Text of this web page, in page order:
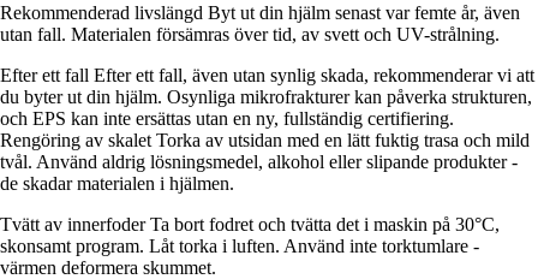
Rekommenderad livslängd Byt ut din hjälm senast var femte år, även
utan fall. Materialen försämras över tid, av svett och UV-strålning.
Efter ett fall Efter ett fall, även utan synlig skada, rekommenderar vi att
du byter ut din hjälm. Osynliga mikrofrakturer kan påverka strukturen,
och EPS kan inte ersättas utan en ny, fullständig certifiering.
Rengöring av skalet Torka av utsidan med en lätt fuktig trasa och mild
tvål. Använd aldrig lösningsmedel, alkohol eller slipande produkter -
de skadar materialen i hjälmen.
Tvätt av innerfoder Ta bort fodret och tvätta det i maskin på 30°C,
skonsamt program. Låt torka i luften. Använd inte torktumlare -
värmen deformera skummet.